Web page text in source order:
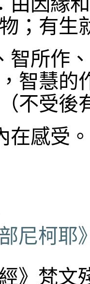
；有生
智所作
智慧的
不受後
在感受
尼柯耶
》梵文